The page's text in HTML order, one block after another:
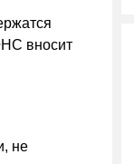
вносит
не